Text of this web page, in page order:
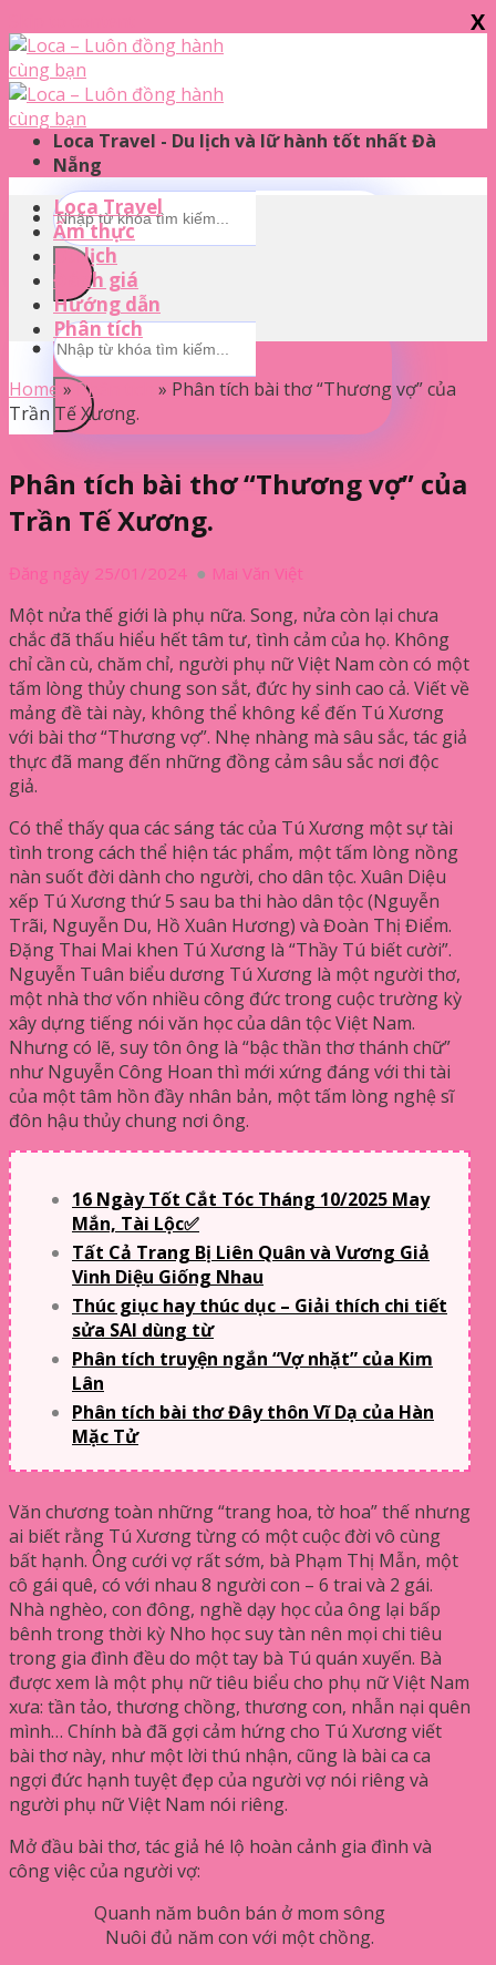
Loca Travel - Du lịch và lữ hành tốt nhất Đà
Nẵng
Loca Travel
Ẩm thực
Du lịch
Đánh giá
Hướng dẫn
Phân tích
Home »Phân tích » Phân tích bài thơ “Thương vợ” của
Trần Tế Xương.
Phân tích bài thơ “Thương vợ” của
Trần Tế Xương.
Đăng ngày 25/01/2024 Mai Văn Việt
Một nửa thế giới là phụ nữa. Song, nửa còn lại chưa
chắc đã thấu hiểu hết tâm tư, tình cảm của họ. Không
chỉ cần cù, chăm chỉ, người phụ nữ Việt Nam còn có một
tấm lòng thủy chung son sắt, đức hy sinh cao cả. Viết về
mảng đề tài này, không thể không kể đến Tú Xương
với bài thơ “Thương vợ”. Nhẹ nhàng mà sâu sắc, tác giả
thực đã mang đến những đồng cảm sâu sắc nơi độc
giả.
Có thể thấy qua các sáng tác của Tú Xương một sự tài
tình trong cách thể hiện tác phẩm, một tấm lòng nồng
nàn suốt đời dành cho người, cho dân tộc. Xuân Diệu
xếp Tú Xương thứ 5 sau ba thi hào dân tộc (Nguyễn
Trãi, Nguyễn Du, Hồ Xuân Hương) và Đoàn Thị Điểm.
Ðặng Thai Mai khen Tú Xương là “Thầy Tú biết cười”.
Nguyễn Tuân biểu dương Tú Xương là một người thơ,
một nhà thơ vốn nhiều công đức trong cuộc trường kỳ
xây dựng tiếng nói văn học của dân tộc Việt Nam.
Nhưng có lẽ, suy tôn ông là “bậc thần thơ thánh chữ”
như Nguyễn Công Hoan thì mới xứng đáng với thi tài
của một tâm hồn đầy nhân bản, một tấm lòng nghệ sĩ
đôn hậu thủy chung nơi ông.
16 Ngày Tốt Cắt Tóc Tháng 10/2025 May
Mắn, Tài Lộc✅
Tất Cả Trang Bị Liên Quân và Vương Giả
Vinh Diệu Giống Nhau
Thúc giục hay thúc dục – Giải thích chi tiết
sửa SAI dùng từ
Phân tích truyện ngắn “Vợ nhặt” của Kim
Lân
Phân tích bài thơ Đây thôn Vĩ Dạ của Hàn
Mặc Tử
Văn chương toàn những “trang hoa, tờ hoa” thế nhưng
ai biết rằng Tú Xương từng có một cuộc đời vô cùng
bất hạnh. Ông cưới vợ rất sớm, bà Phạm Thị Mẫn, một
cô gái quê, có với nhau 8 người con – 6 trai và 2 gái.
Nhà nghèo, con đông, nghề dạy học của ông lại bấp
bênh trong thời kỳ Nho học suy tàn nên mọi chi tiêu
trong gia đình đều do một tay bà Tú quán xuyến. Bà
được xem là một phụ nữ tiêu biểu cho phụ nữ Việt Nam
xưa: tần tảo, thương chồng, thương con, nhẫn nại quên
mình… Chính bà đã gợi cảm hứng cho Tú Xương viết
bài thơ này, như một lời thú nhận, cũng là bài ca ca
ngợi đức hạnh tuyệt đẹp của người vợ nói riêng và
người phụ nữ Việt Nam nói riêng.
Mở đầu bài thơ, tác giả hé lộ hoàn cảnh gia đình và
công việc của người vợ:
Quanh năm buôn bán ở mom sông
Nuôi đủ năm con với một chồng.
X